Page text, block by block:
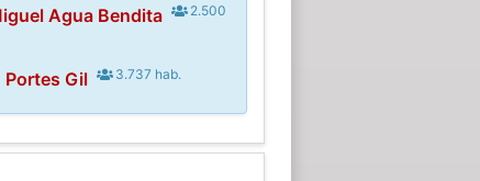
Agua Bendita
2.500
Portes Gil 3.737 hab.